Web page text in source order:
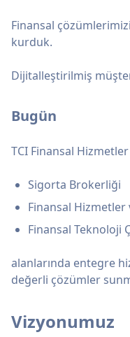
Finansal
kurduk.
Dijitalleştirilmiş
Bugün
TCI Finansal
Sigorta Brokerliği
Finansal Hizmetler
Finansal Teknoloji
alanlarında entegre
değerli çözümler
Vizyonumuz